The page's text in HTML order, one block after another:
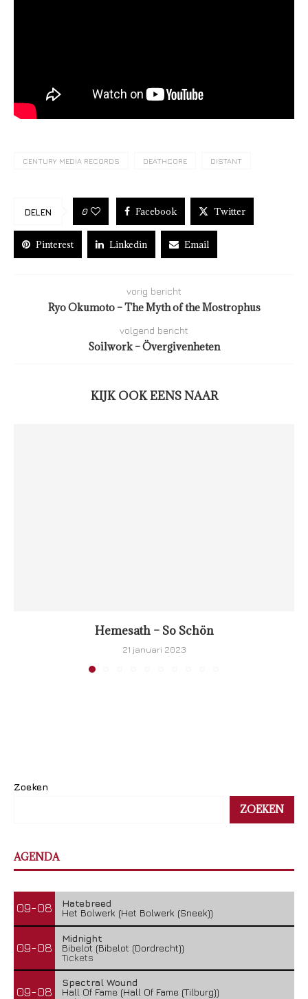
CENTURY MEDIA RECORDS DEATHCORE DISTANT
DELEN 0 Facebook Twitter
Pinterest Linkedin Email
vorig bericht
Ryo Okumoto – The Myth of the Mostrophus
volgend bericht
Soilwork – Övergivenheten
KIJK OOK EENS NAAR
Hemesath – So Schön
21 januari 2023
Zoeken
ZOEKEN
AGENDA
09-08
Hatebreed
Het Bolwerk (Het Bolwerk (Sneek))
09-08
Midnight
Bibelot (Bibelot (Dordrecht))
Tickets
09-08
Spectral Wound
Hall Of Fame (Hall Of Fame (Tilburg))